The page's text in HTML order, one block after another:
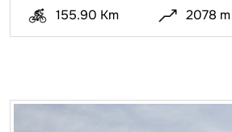
155.90 Km 2078 m